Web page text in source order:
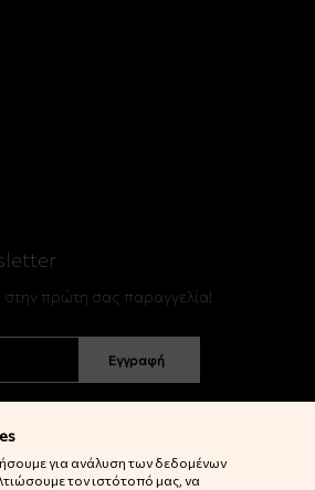
στην πρώτη σας παραγγελία!
Εγγραφή
για ανάλυση των δεδομένων
τον ιστότοπό μας, να